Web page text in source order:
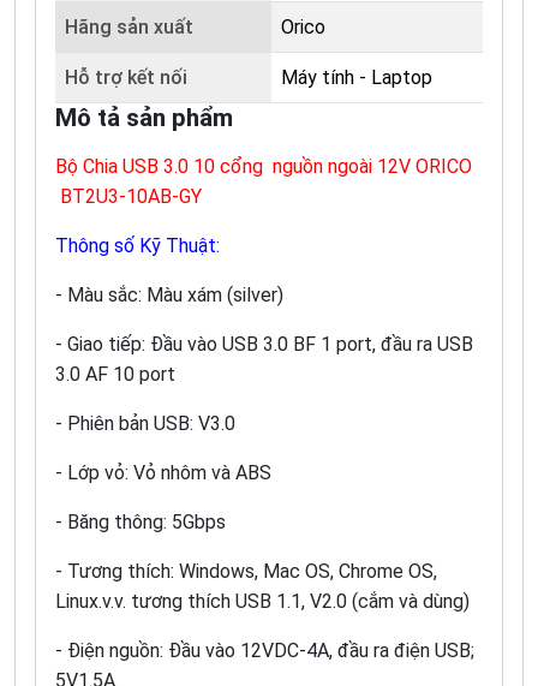
Hãng sản xuất Orico
Hỗ trợ kết nối Máy tính - Laptop
Mô tả sản phẩm
Bộ Chia USB 3.0 10 cổng nguồn ngoài 12V ORICO
BT2U3-10AB-GY
Thông số Kỹ Thuật:
- Màu sắc: Màu xám (silver)
- Giao tiếp: Đầu vào USB 3.0 BF 1 port, đầu ra USB
3.0 AF 10 port
- Phiên bản USB: V3.0
- Lớp vỏ: Vỏ nhôm và ABS
- Băng thông: 5Gbps
- Tương thích: Windows, Mac OS, Chrome OS,
Linux.v.v. tương thích USB 1.1, V2.0 (cắm và dùng)
- Điện nguồn: Đầu vào 12VDC-4A, đầu ra điện USB;
5V1.5A